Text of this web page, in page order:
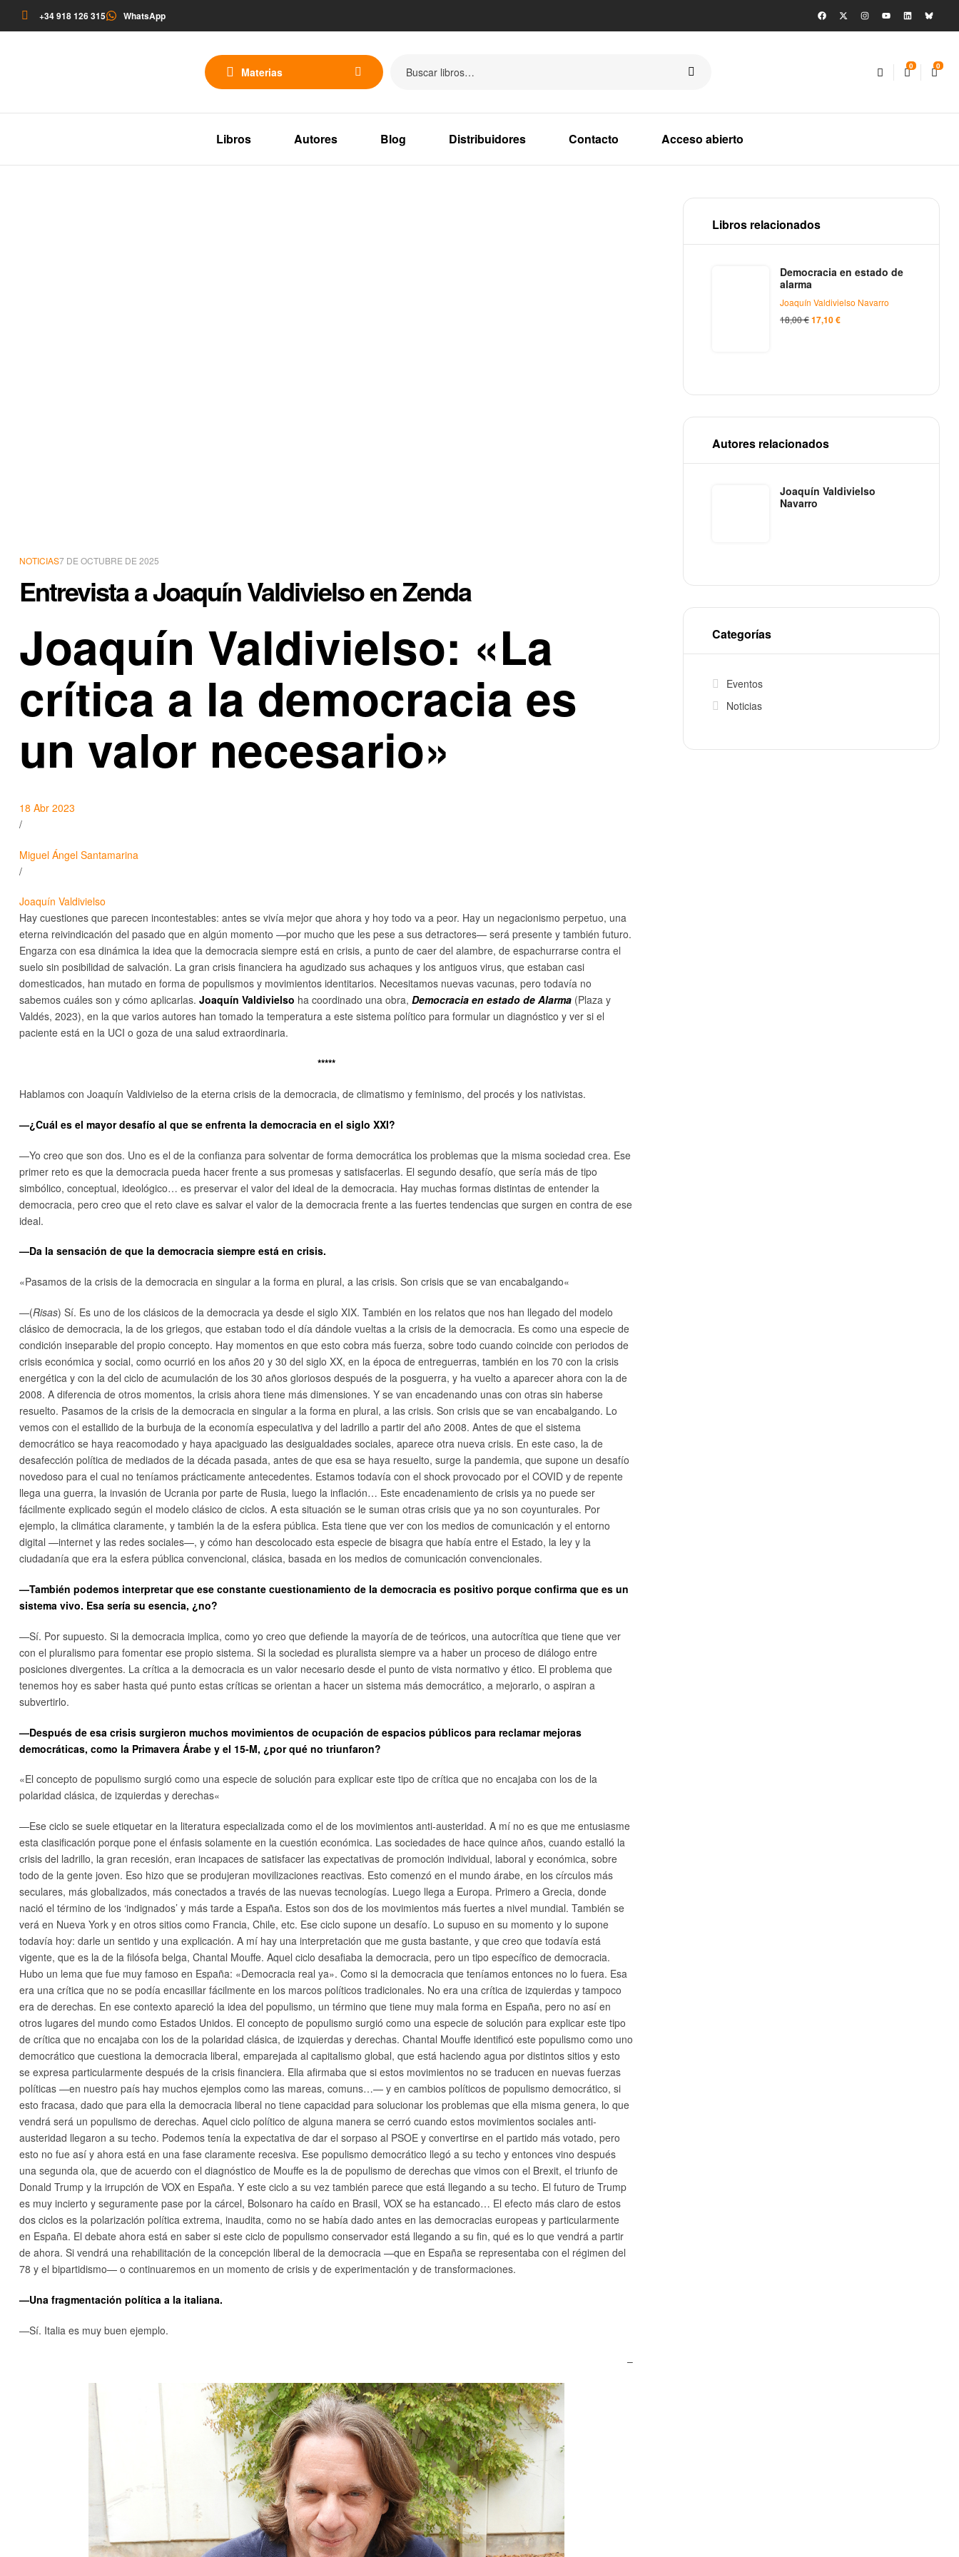
+34 918 126 315 WhatsApp
Materias 0 0
Libros Autores Blog Distribuidores Contacto Acceso abierto
NOTICIAS7 DE OCTUBRE DE 2025
Entrevista a Joaquín Valdivielso en Zenda
Joaquín Valdivielso: «La
crítica a la democracia es
un valor necesario»
18 Abr 2023
/
Miguel Ángel Santamarina
/
Joaquín Valdivielso
Hay cuestiones que parecen incontestables: antes se vivía mejor que ahora y hoy todo va a peor. Hay un negacionismo perpetuo, una
eterna reivindicación del pasado que en algún momento —por mucho que les pese a sus detractores— será presente y también futuro.
Engarza con esa dinámica la idea que la democracia siempre está en crisis, a punto de caer del alambre, de espachurrarse contra el
suelo sin posibilidad de salvación. La gran crisis financiera ha agudizado sus achaques y los antiguos virus, que estaban casi
domesticados, han mutado en forma de populismos y movimientos identitarios. Necesitamos nuevas vacunas, pero todavía no
sabemos cuáles son y cómo aplicarlas. Joaquín Valdivielso ha coordinado una obra, Democracia en estado de Alarma (Plaza y
Valdés, 2023), en la que varios autores han tomado la temperatura a este sistema político para formular un diagnóstico y ver si el
paciente está en la UCI o goza de una salud extraordinaria.
*****
Hablamos con Joaquín Valdivielso de la eterna crisis de la democracia, de climatismo y feminismo, del procés y los nativistas.
—¿Cuál es el mayor desafío al que se enfrenta la democracia en el siglo XXI?
—Yo creo que son dos. Uno es el de la confianza para solventar de forma democrática los problemas que la misma sociedad crea. Ese
primer reto es que la democracia pueda hacer frente a sus promesas y satisfacerlas. El segundo desafío, que sería más de tipo
simbólico, conceptual, ideológico… es preservar el valor del ideal de la democracia. Hay muchas formas distintas de entender la
democracia, pero creo que el reto clave es salvar el valor de la democracia frente a las fuertes tendencias que surgen en contra de ese
ideal.
—Da la sensación de que la democracia siempre está en crisis.
«Pasamos de la crisis de la democracia en singular a la forma en plural, a las crisis. Son crisis que se van encabalgando«
—(Risas) Sí. Es uno de los clásicos de la democracia ya desde el siglo XIX. También en los relatos que nos han llegado del modelo
clásico de democracia, la de los griegos, que estaban todo el día dándole vueltas a la crisis de la democracia. Es como una especie de
condición inseparable del propio concepto. Hay momentos en que esto cobra más fuerza, sobre todo cuando coincide con periodos de
crisis económica y social, como ocurrió en los años 20 y 30 del siglo XX, en la época de entreguerras, también en los 70 con la crisis
energética y con la del ciclo de acumulación de los 30 años gloriosos después de la posguerra, y ha vuelto a aparecer ahora con la de
2008. A diferencia de otros momentos, la crisis ahora tiene más dimensiones. Y se van encadenando unas con otras sin haberse
resuelto. Pasamos de la crisis de la democracia en singular a la forma en plural, a las crisis. Son crisis que se van encabalgando. Lo
vemos con el estallido de la burbuja de la economía especulativa y del ladrillo a partir del año 2008. Antes de que el sistema
democrático se haya reacomodado y haya apaciguado las desigualdades sociales, aparece otra nueva crisis. En este caso, la de
desafección política de mediados de la década pasada, antes de que esa se haya resuelto, surge la pandemia, que supone un desafío
novedoso para el cual no teníamos prácticamente antecedentes. Estamos todavía con el shock provocado por el COVID y de repente
llega una guerra, la invasión de Ucrania por parte de Rusia, luego la inflación… Este encadenamiento de crisis ya no puede ser
fácilmente explicado según el modelo clásico de ciclos. A esta situación se le suman otras crisis que ya no son coyunturales. Por
ejemplo, la climática claramente, y también la de la esfera pública. Esta tiene que ver con los medios de comunicación y el entorno
digital —internet y las redes sociales—, y cómo han descolocado esta especie de bisagra que había entre el Estado, la ley y la
ciudadanía que era la esfera pública convencional, clásica, basada en los medios de comunicación convencionales.
—También podemos interpretar que ese constante cuestionamiento de la democracia es positivo porque confirma que es un
sistema vivo. Esa sería su esencia, ¿no?
—Sí. Por supuesto. Si la democracia implica, como yo creo que defiende la mayoría de de teóricos, una autocrítica que tiene que ver
con el pluralismo para fomentar ese propio sistema. Si la sociedad es pluralista siempre va a haber un proceso de diálogo entre
posiciones divergentes. La crítica a la democracia es un valor necesario desde el punto de vista normativo y ético. El problema que
tenemos hoy es saber hasta qué punto estas críticas se orientan a hacer un sistema más democrático, a mejorarlo, o aspiran a
subvertirlo.
—Después de esa crisis surgieron muchos movimientos de ocupación de espacios públicos para reclamar mejoras
democráticas, como la Primavera Árabe y el 15-M, ¿por qué no triunfaron?
«El concepto de populismo surgió como una especie de solución para explicar este tipo de crítica que no encajaba con los de la
polaridad clásica, de izquierdas y derechas«
—Ese ciclo se suele etiquetar en la literatura especializada como el de los movimientos anti-austeridad. A mí no es que me entusiasme
esta clasificación porque pone el énfasis solamente en la cuestión económica. Las sociedades de hace quince años, cuando estalló la
crisis del ladrillo, la gran recesión, eran incapaces de satisfacer las expectativas de promoción individual, laboral y económica, sobre
todo de la gente joven. Eso hizo que se produjeran movilizaciones reactivas. Esto comenzó en el mundo árabe, en los círculos más
seculares, más globalizados, más conectados a través de las nuevas tecnologías. Luego llega a Europa. Primero a Grecia, donde
nació el término de los ‘indignados’ y más tarde a España. Estos son dos de los movimientos más fuertes a nivel mundial. También se
verá en Nueva York y en otros sitios como Francia, Chile, etc. Ese ciclo supone un desafío. Lo supuso en su momento y lo supone
todavía hoy: darle un sentido y una explicación. A mí hay una interpretación que me gusta bastante, y que creo que todavía está
vigente, que es la de la filósofa belga, Chantal Mouffe. Aquel ciclo desafiaba la democracia, pero un tipo específico de democracia.
Hubo un lema que fue muy famoso en España: «Democracia real ya». Como si la democracia que teníamos entonces no lo fuera. Esa
era una crítica que no se podía encasillar fácilmente en los marcos políticos tradicionales. No era una crítica de izquierdas y tampoco
era de derechas. En ese contexto apareció la idea del populismo, un término que tiene muy mala forma en España, pero no así en
otros lugares del mundo como Estados Unidos. El concepto de populismo surgió como una especie de solución para explicar este tipo
de crítica que no encajaba con los de la polaridad clásica, de izquierdas y derechas. Chantal Mouffe identificó este populismo como uno
democrático que cuestiona la democracia liberal, emparejada al capitalismo global, que está haciendo agua por distintos sitios y esto
se expresa particularmente después de la crisis financiera. Ella afirmaba que si estos movimientos no se traducen en nuevas fuerzas
políticas —en nuestro país hay muchos ejemplos como las mareas, comuns…— y en cambios políticos de populismo democrático, si
esto fracasa, dado que para ella la democracia liberal no tiene capacidad para solucionar los problemas que ella misma genera, lo que
vendrá será un populismo de derechas. Aquel ciclo político de alguna manera se cerró cuando estos movimientos sociales anti-
austeridad llegaron a su techo. Podemos tenía la expectativa de dar el sorpaso al PSOE y convertirse en el partido más votado, pero
esto no fue así y ahora está en una fase claramente recesiva. Ese populismo democrático llegó a su techo y entonces vino después
una segunda ola, que de acuerdo con el diagnóstico de Mouffe es la de populismo de derechas que vimos con el Brexit, el triunfo de
Donald Trump y la irrupción de VOX en España. Y este ciclo a su vez también parece que está llegando a su techo. El futuro de Trump
es muy incierto y seguramente pase por la cárcel, Bolsonaro ha caído en Brasil, VOX se ha estancado… El efecto más claro de estos
dos ciclos es la polarización política extrema, inaudita, como no se había dado antes en las democracias europeas y particularmente
en España. El debate ahora está en saber si este ciclo de populismo conservador está llegando a su fin, qué es lo que vendrá a partir
de ahora. Si vendrá una rehabilitación de la concepción liberal de la democracia —que en España se representaba con el régimen del
78 y el bipartidismo— o continuaremos en un momento de crisis y de experimentación y de transformaciones.
—Una fragmentación política a la italiana.
—Sí. Italia es muy buen ejemplo.
–
Libros relacionados
Democracia en estado de
alarma
Joaquín Valdivielso Navarro
18,00€17,10€
Autores relacionados
Joaquín Valdivielso
Navarro
Categorías
Eventos
Noticias